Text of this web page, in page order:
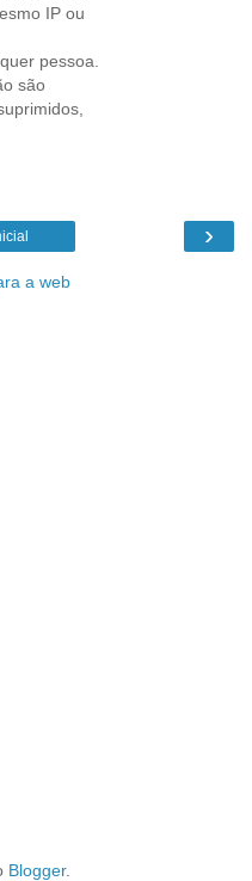
IP ou
pessoa.
são
›
a web
Blogger.